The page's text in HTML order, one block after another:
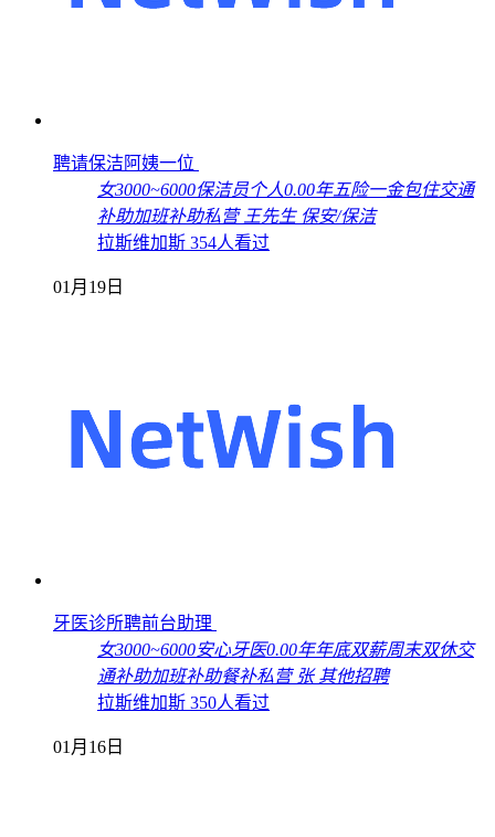
聘请保洁阿姨一位
女3000~6000保洁员个人0.00年五险一金包住交通
补助加班补助私营 王先生 保安/保洁
拉斯维加斯 354人看过
01月19日
牙医诊所聘前台助理
女3000~6000安心牙医0.00年年底双薪周末双休交
通补助加班补助餐补私营 张 其他招聘
拉斯维加斯 350人看过
01月16日